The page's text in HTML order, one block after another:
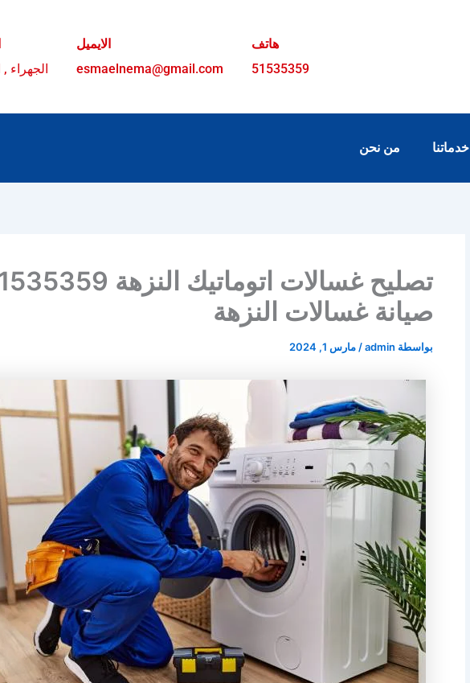
هاتف
51535359
الايميل
esmaelnema@gmail.com
الجهراء
خدماتنا من نحن
تصليح غسالات اتوماتيك النزهة
صيانة غسالات النزهة
بواسطة admin
/ مارس 1, 2024